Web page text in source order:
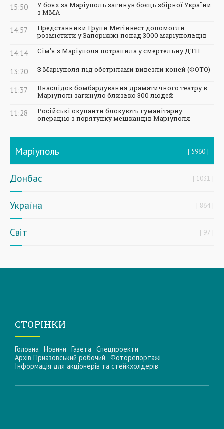
15:50
У боях за Маріуполь загинув боєць збірної України
з ММА
14:57
Представники Групи Метінвест допомогли
розмістити у Запоріжжі понад 3000 маріупольців
14:14 Сім'я з Маріуполя потрапила у смертельну ДТП
13:20 З Маріуполя під обстрілами вивезли коней (ФОТО)
11:37
Внаслідок бомбардування драматичного театру в
Маріуполі загинуло близько 300 людей
11:28
Російські окупанти блокують гуманітарну
операцію з порятунку мешканців Маріуполя
Маріуполь 5960
Донбас 1031
Україна 864
Світ 97
СТОРІНКИ
Головна Новини Газета Спецпроекти
Архів Приазовський робочий Фоторепортажі
Інформацiя для акцiонерiв та стейкхолдерiв